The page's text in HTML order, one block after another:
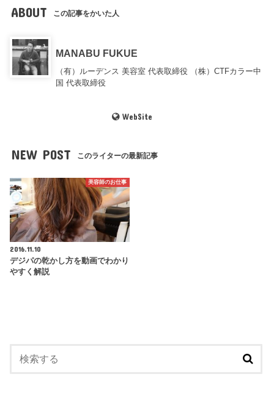
ABOUT この記事をかいた人
MANABU FUKUE
（有）ルーデンス 美容室 代表取締役 （株）CTFカラー中
国 代表取締役
WebSite
NEW POST このライターの最新記事
美容師のお仕事
2016.11.10
デジパの乾かし方を動画でわかり
やすく解説